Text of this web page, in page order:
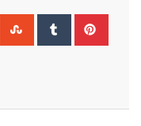
WhatsappStumbleUpon
Tumblr